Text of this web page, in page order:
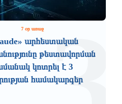
7 օր առաջ
արհեստական
թեստավորման
կոտրել է 3
համակարգեր